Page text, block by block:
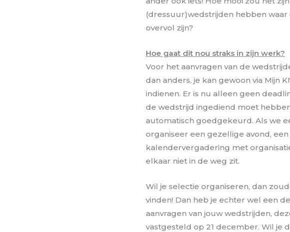
(dressuur)wedstrijden hebben
overvol zijn?
Hoe gaat dit nou straks in zijn werk?
Voor het aanvragen van de
dan anders, je kan gewoon via Mijn
indienen. Er is nu alleen geen
de wedstrijd ingediend moet
automatisch goedgekeurd. Als we
organiseer een gezellige avond,
kalendervergadering met
elkaar niet in de weg zit.
Wil je selectie organiseren, dan
vinden! Dan heb je echter wel een
aanvragen van jouw wedstrijden,
vastgesteld op 21 december. Wil je